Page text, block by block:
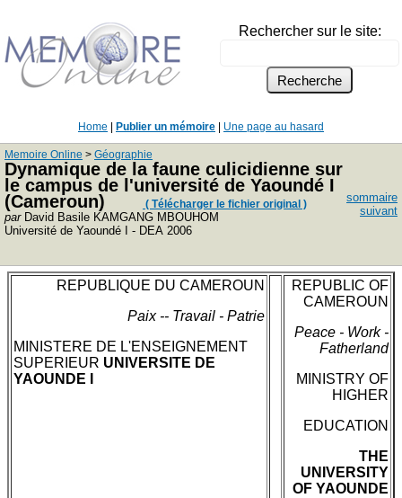
Rechercher sur le site:
Home Publier un mémoire Une page au hasard
Memoire Online > Géographie
Dynamique de la faune culicidienne sur
le campus de l'université de Yaoundé I
(Cameroun)
( Télécharger le fichier original )
parDavid Basile KAMGANG MBOUHOM
Université de Yaoundé I - DEA 2006
sommaire
suivant
REPUBLIQUE DU CAMEROUN
Paix -- Travail - Patrie
MINISTERE DE L'ENSEIGNEMENT
SUPERIEUR UNIVERSITE DE
YAOUNDE I
REPUBLIC OF
CAMEROUN
Peace - Work -
Fatherland
MINISTRY OF
HIGHER
EDUCATION
THE
UNIVERSITY
OF YAOUNDE